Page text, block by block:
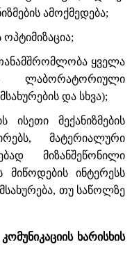
ამოქმედება;
ყველა
ლაბორატორიული
და სხვა);
ისეთი მექანიზმების
მატერიალური
მიზანშეწონილი
მიწოდების ინტერესს
თუ საწოლზე
ხარისხის